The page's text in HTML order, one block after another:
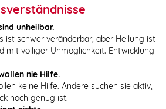
unheilbar.
ist schwer veränderbar, aber Heilung ist
mit völliger Unmöglichkeit. Entwicklung
nie Hilfe.
keine Hilfe. Andere suchen sie aktiv,
hoch genug ist.